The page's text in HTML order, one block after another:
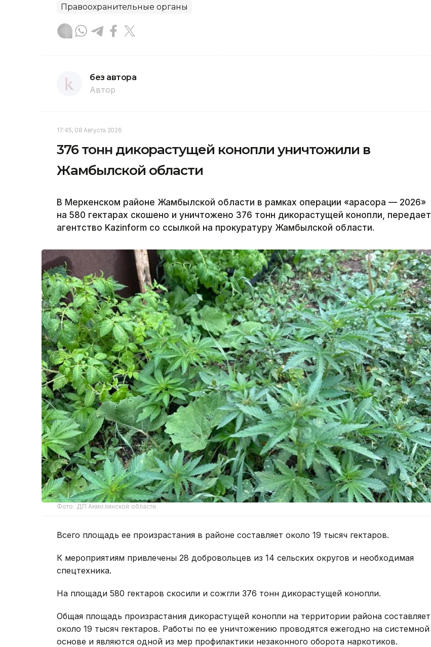
Правоохранительные органы
без автора
Автор
17:45, 08 Августа 2026
376 тонн дикорастущей конопли уничтожили в
Жамбылской области
В Меркенском районе Жамбылской области в рамках операции «Қарасора — 2026»
на 580 гектарах скошено и уничтожено 376 тонн дикорастущей конопли, передает
агентство Kazinform со ссылкой на прокуратуру Жамбылской области.
Фото: ДП Акмолинской области.
Всего площадь ее произрастания в районе составляет около 19 тысяч гектаров.
К мероприятиям привлечены 28 добровольцев из 14 сельских округов и необходимая
спецтехника.
На площади 580 гектаров скосили и сожгли 376 тонн дикорастущей конопли.
Общая площадь произрастания дикорастущей конопли на территории района составляет
около 19 тысяч гектаров. Работы по ее уничтожению проводятся ежегодно на системной
основе и являются одной из мер профилактики незаконного оборота наркотиков.